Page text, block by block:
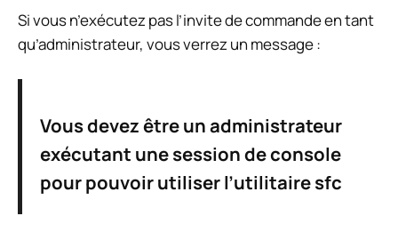
Si vous n’exécutez pas l’invite de commande en tant
qu’administrateur, vous verrez un message :
Vous devez être un administrateur
exécutant une session de console
pour pouvoir utiliser l’utilitaire sfc